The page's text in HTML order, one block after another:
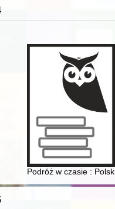
: opracowanie zbiorowe
przykładzie zbiorów
Podróż w czasie :